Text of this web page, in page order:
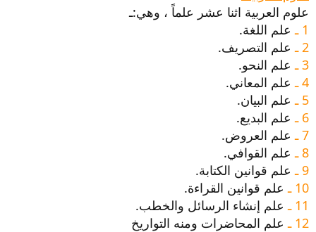
علوم العربية اثنا عشر علماً ، وهي:ـ
1 ـ
علم اللغة.
2 ـ علم التصريف.
3 ـ علم النحو.
4 ـ علم المعاني.
5 ـ علم البيان.
6 ـ علم البديع.
7 ـ علم العروض.
8 ـ علم القوافي.
9 ـ علم قوانين الكتابة.
10 ـ علم قوانين القراءة.
11 ـ علم إنشاء الرسائل والخطب.
12 ـ علم المحاضرات ومنه التواريخ